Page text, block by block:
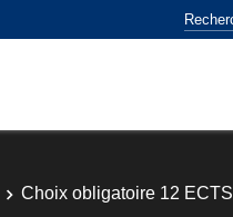
Choix obligatoire 12 ECTS